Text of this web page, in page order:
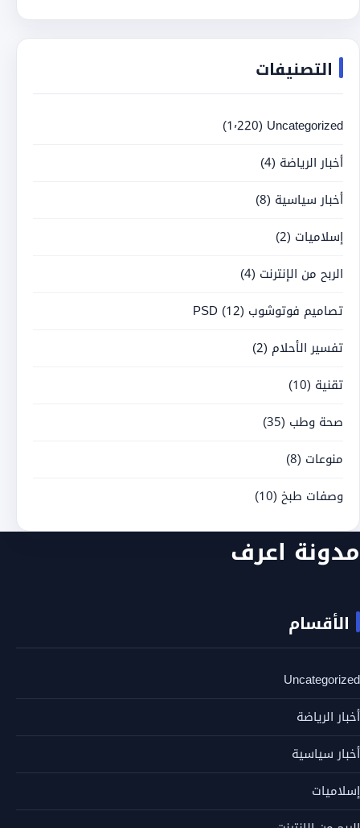
التصنيفات
Uncategorized (1٬220)
أخبار الرياضة (4)
أخبار سياسية (8)
إسلاميات (2)
الربح من الإنترنت (4)
تصاميم فوتوشوب PSD (12)
تفسير الأحلام (2)
تقنية (10)
صحة وطب (35)
منوعات (8)
وصفات طبخ (10)
مدونة اعرف
الأقسام
Uncategorized
أخبار الرياضة
أخبار سياسية
إسلاميات